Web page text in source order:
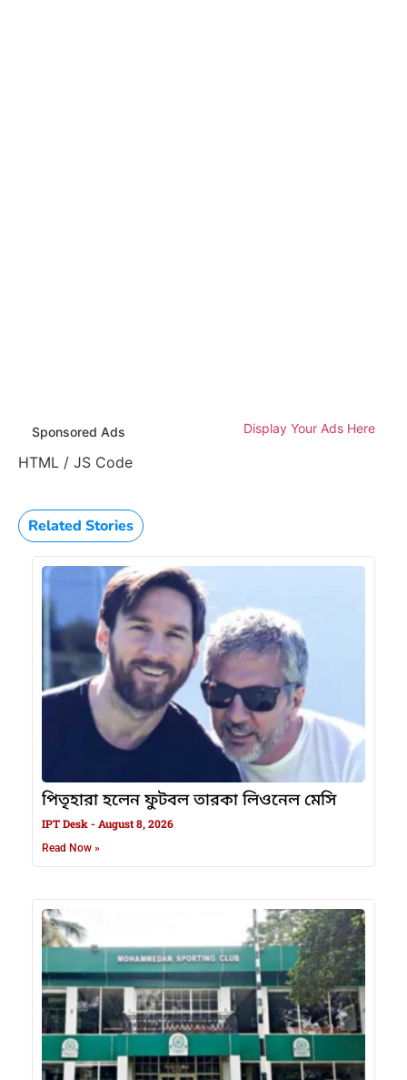
Sponsored Ads Display Your Ads Here
HTML / JS Code
Related Stories
পিতৃহারা হলেন ফুটবল তারকা লিওনেল মেসি
IPT Desk August 8, 2026
Read Now »